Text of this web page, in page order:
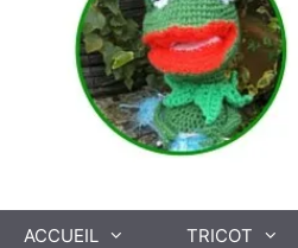
ACCUEIL TRICOT